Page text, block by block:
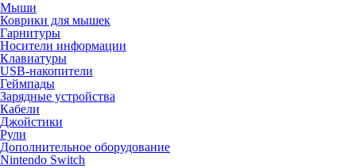
Мыши
Коврики для мышек
Гарнитуры
Носители информации
Клавиатуры
USB-накопители
Геймпады
Зарядные устройства
Кабели
Джойстики
Рули
Дополнительное оборудование
Nintendo Switch